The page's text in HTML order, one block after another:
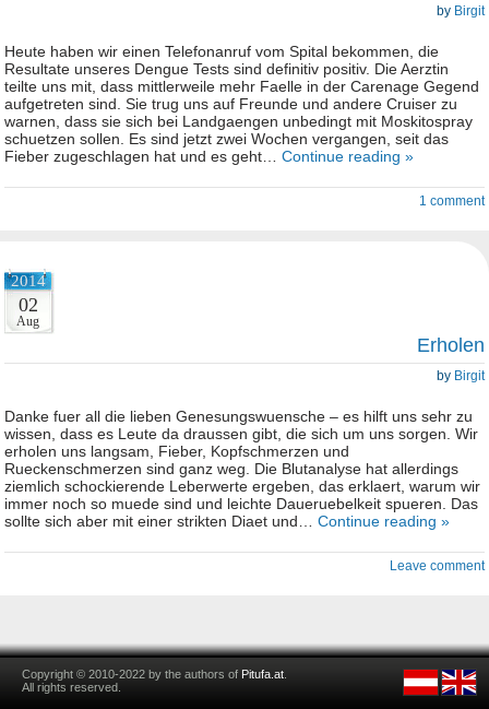
by Birgit
Heute haben wir einen Telefonanruf vom Spital bekommen, die
Resultate unseres Dengue Tests sind definitiv positiv. Die Aerztin
teilte uns mit, dass mittlerweile mehr Faelle in der Carenage Gegend
aufgetreten sind. Sie trug uns auf Freunde und andere Cruiser zu
warnen, dass sie sich bei Landgaengen unbedingt mit Moskitospray
schuetzen sollen. Es sind jetzt zwei Wochen vergangen, seit das
Fieber zugeschlagen hat und es geht… Continue reading »
1 comment
2014
02
Aug
Erholen
by Birgit
Danke fuer all die lieben Genesungswuensche – es hilft uns sehr zu
wissen, dass es Leute da draussen gibt, die sich um uns sorgen. Wir
erholen uns langsam, Fieber, Kopfschmerzen und
Rueckenschmerzen sind ganz weg. Die Blutanalyse hat allerdings
ziemlich schockierende Leberwerte ergeben, das erklaert, warum wir
immer noch so muede sind und leichte Daueruebelkeit spueren. Das
sollte sich aber mit einer strikten Diaet und… Continue reading »
Leave comment
Copyright © 2010-2022 by the authors of Pitufa.at
All rights reserved.